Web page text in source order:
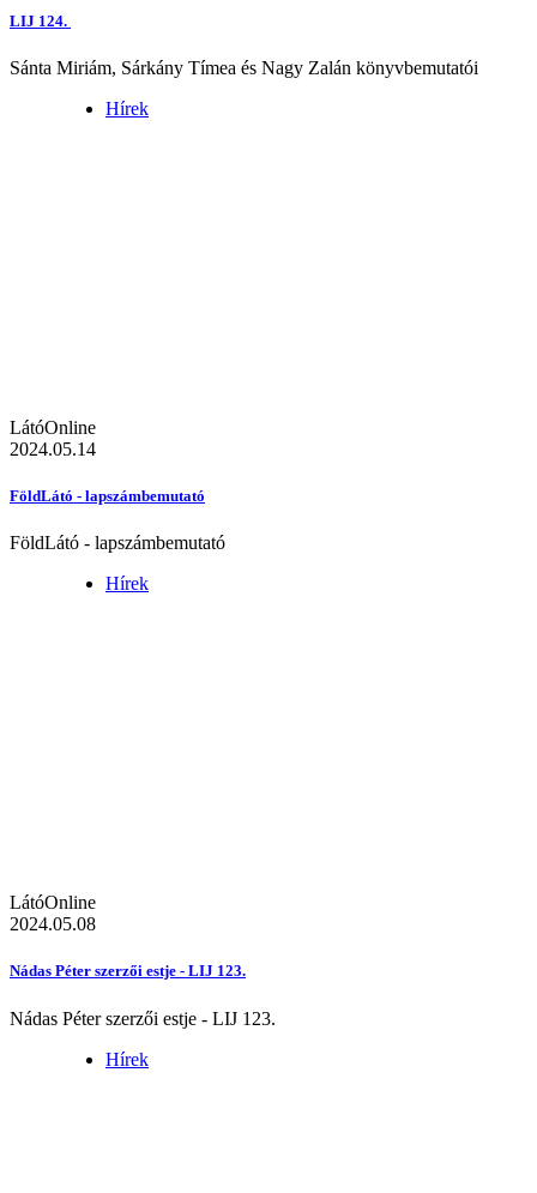
LIJ 124.
Sánta Miriám, Sárkány Tímea és Nagy Zalán könyvbemutatói
Hírek
LátóOnline
2024.05.14
FöldLátó - lapszámbemutató
FöldLátó - lapszámbemutató
Hírek
LátóOnline
2024.05.08
Nádas Péter szerzői estje - LIJ 123.
Nádas Péter szerzői estje - LIJ 123.
Hírek